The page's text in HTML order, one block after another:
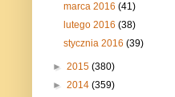
marca 2016(41)
lutego 2016(38)
stycznia 2016(39)
► 2015 (380)
► 2014 (359)